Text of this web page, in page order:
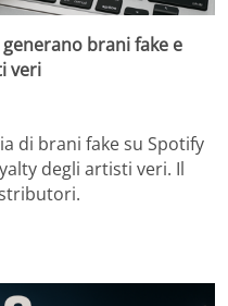
brani fake e
veri
di brani fake su Spotify
degli artisti veri. Il